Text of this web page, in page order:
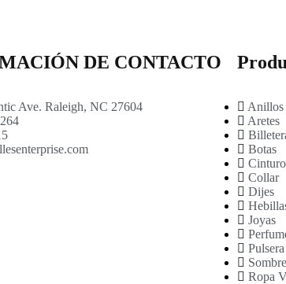
DE CONTACTO
Ave. Raleigh, NC 27604
Anillos
Aretes
Botas
Collar
Dijes
Joyas
Pulsera
Ropa